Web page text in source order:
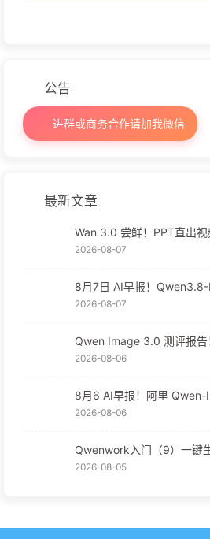
公告
进群或商务合作请加我微信
最新文章
Wan 3.0 尝鲜！PPT直出视
2026-08-07
8月7日 AI早报！Qwen3.8-
2026-08-07
Qwen Image 3.0 测评报告
2026-08-06
8月6 AI早报！阿里 Qwen-
2026-08-06
Qwenwork入门（9）一键
2026-08-05